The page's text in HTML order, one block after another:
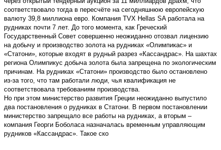
соответствовало тогда в пересчёте на сегодняшнюю европейскую
валюту 39,8 миллиона евро. Компания TVX Hellas SA работала на
рудниках почти 7 лет. До того момента, как Греческий
Государственный Совет совершенно неожиданно отозвал лицензию
на добычу и производство золота на рудниках «Олимпикас» и
«Статони», которые входят в рудный разрез «Кассандрас». На шахтах
региона Олимпикус добыча золота была запрещена по экологическим
причинам. На рудниках «Статони» производство было остановлено
из-за того, что там работали люди, чья квалификация не
соответствовала требованиям производства.
Но при этом министерство развития Греции неожиданно выпустило
два постановления о рудниках в Статони. В первом постановлении
министерство запрещало все работы на рудниках, а вторым –
компания Георги Боболаса назначалась временным управляющим
рудников «Кассандрас». Такое ско